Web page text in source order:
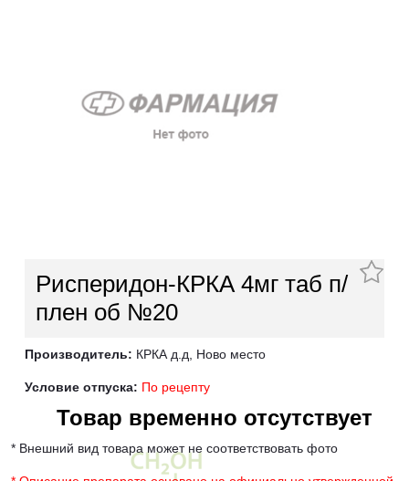
Рисперидон-КРКА 4мг таб п/
плен об №20
Производитель: КРКА д.д, Ново место
Условие отпуска: По рецепту
Товар временно отсутствует
* Внешний вид товара может не соответствовать фото